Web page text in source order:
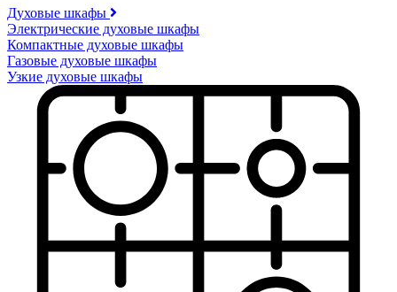
Духовые шкафы
Электрические духовые шкафы
Компактные духовые шкафы
Газовые духовые шкафы
Узкие духовые шкафы